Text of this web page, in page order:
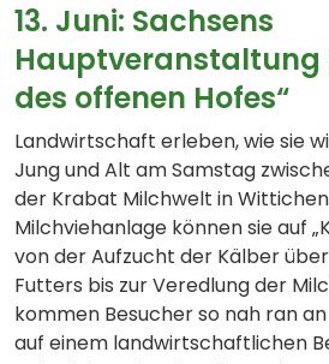
13. Juni: Sachsens
Hauptveranstaltung
des offenen Hofes“
Landwirtschaft erleben, wie sie
Jung und Alt am Samstag
der Krabat Milchwelt in
Milchviehanlage können sie auf
von der Aufzucht der Kälber
Futters bis zur Veredlung der
kommen Besucher so nah ran
auf einem landwirtschaftlichen